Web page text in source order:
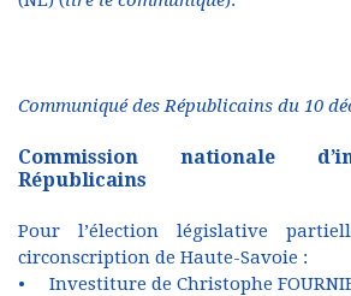
Communiqué des Républicains du 10
Commission nationale
Républicains
Pour l’élection législative
circonscription de Haute-Savoie :
• Investiture de Christophe